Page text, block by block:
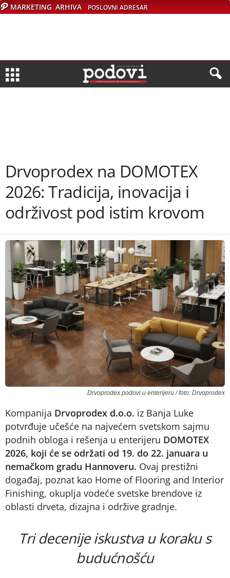
MARKETING ARHIVA POSLOVNI ADRESAR
Drvoprodex na DOMOTEX
2026: Tradicija, inovacija i
održivost pod istim krovom
Drvoprodex podovi u enterijeru / foto: Drvoprodex
Kompanija Drvoprodex d.o.o. iz Banja Luke
potvrđuje učešće na najvećem svetskom sajmu
podnih obloga i rešenja u enterijeru DOMOTEX
2026, koji će se održati od 19. do 22. januara u
nemačkom gradu Hannoveru. Ovaj prestižni
događaj, poznat kao Home of Flooring and Interior
Finishing, okuplja vodeće svetske brendove iz
oblasti drveta, dizajna i održive gradnje.
Tri decenije iskustva u koraku s
budućnošću